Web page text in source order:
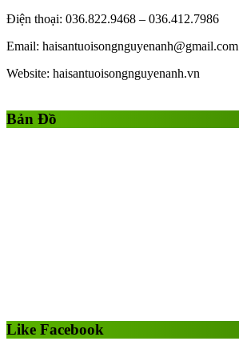
Điện thoại: 036.822.9468 – 036.412.7986
Email: haisantuoisongnguyenanh@gmail.com
Website: haisantuoisongnguyenanh.vn
Bản Đồ
Like Facebook